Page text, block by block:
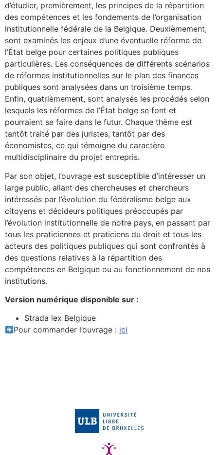
d’étudier, premièrement, les principes de la répartition
des compétences et les fondements de l’organisation
institutionnelle fédérale de la Belgique. Deuxièmement,
sont examinés les enjeux d’une éventuelle réforme de
l’État belge pour certaines politiques publiques
particulières. Les conséquences de différents scénarios
de réformes institutionnelles sur le plan des finances
publiques sont analysées dans un troisième temps.
Enfin, quatrièmement, sont analysés les procédés selon
lesquels les réformes de l’État belge se font et
pourraient se faire dans le futur. Chaque thème est
tantôt traité par des juristes, tantôt par des
économistes, ce qui témoigne du caractère
multidisciplinaire du projet entrepris.
Par son objet, l’ouvrage est susceptible d’intéresser un
large public, allant des chercheuses et chercheurs
intéressés par l’évolution du fédéralisme belge aux
citoyens et décideurs politiques préoccupés par
l’évolution institutionnelle de notre pays, en passant par
tous les praticiennes et praticiens du droit et tous les
acteurs des politiques publiques qui sont confrontés à
des questions relatives à la répartition des
compétences en Belgique ou au fonctionnement de nos
institutions.
Version numérique disponible sur :
Strada lex Belgique
Pour commander l’ouvrage : ici